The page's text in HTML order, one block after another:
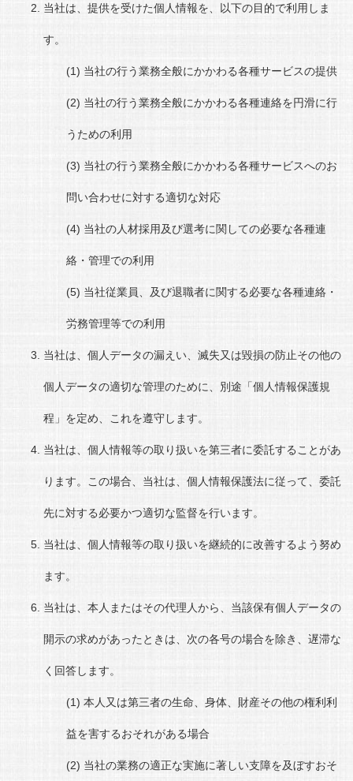
当社は、提供を受けた個人情報を、以下の目的で利用しま
す。
当社の行う業務全般にかかわる各種サービスの提供
当社の行う業務全般にかかわる各種連絡を円滑に行
うための利用
当社の行う業務全般にかかわる各種サービスへのお
問い合わせに対する適切な対応
当社の人材採用及び選考に関しての必要な各種連
絡・管理での利用
当社従業員、及び退職者に関する必要な各種連絡・
労務管理等での利用
当社は、個人データの漏えい、滅失又は毀損の防止その他の
個人データの適切な管理のために、別途「個人情報保護規
程」を定め、これを遵守します。
当社は、個人情報等の取り扱いを第三者に委託することがあ
ります。この場合、当社は、個人情報保護法に従って、委託
先に対する必要かつ適切な監督を行います。
当社は、個人情報等の取り扱いを継続的に改善するよう努め
ます。
当社は、本人またはその代理人から、当該保有個人データの
開示の求めがあったときは、次の各号の場合を除き、遅滞な
く回答します。
本人又は第三者の生命、身体、財産その他の権利利
益を害するおそれがある場合
当社の業務の適正な実施に著しい支障を及ぼすおそ